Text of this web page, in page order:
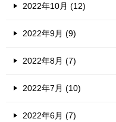
2022年10月 (12)
2022年9月 (9)
2022年8月 (7)
2022年7月 (10)
2022年6月 (7)